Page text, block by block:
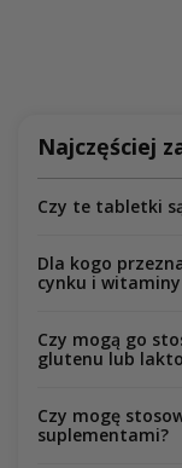
Najczęściej
Czy te tabletki
Dla kogo
cynku i witaminy
Czy mogą go
glutenu lub
Czy mogę
suplementami?